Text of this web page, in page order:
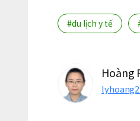
#du lịch y tế
Hoàng